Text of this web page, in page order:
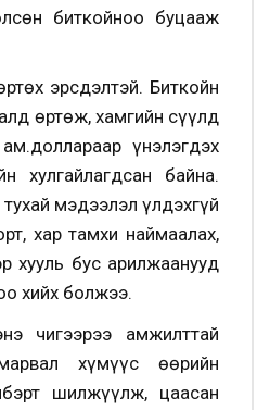
биткойноо буцааж
эрсдэлтэй. Биткойн
өртөж, хамгийн сүүлд
үнэлэгдэх
хулгайлагдсан байна.
мэдээлэл үлдэхгүй
хар тамхи наймаалах,
хууль бус арилжаанууд
хийх болжээ.
чигээрээ амжилттай
хүмүүс өөрийн
шилжүүлж, цаасан